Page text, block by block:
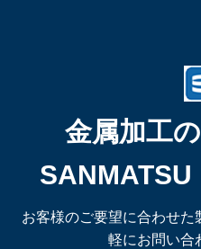
金属加工
SANMATSU
お客様のご要望に合わせ
軽にお問い合